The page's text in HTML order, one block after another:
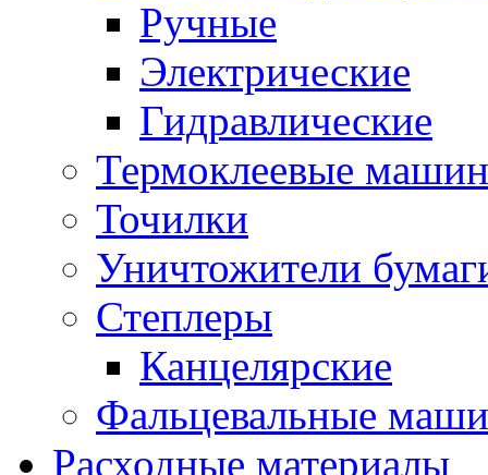
Ручные
Электрические
Гидравлические
Термоклеевые
Точилки
Уничтожители
Степлеры
Канцелярские
Фальцевальные
Расходные материалы